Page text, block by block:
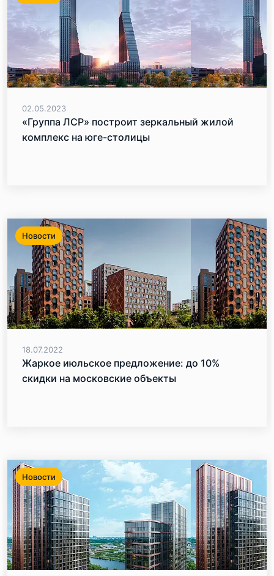
02.05.2023
«Группа ЛСР» построит зеркальный жилой
комплекс на юге-столицы
Новости
18.07.2022
Жаркое июльское предложение: до 10%
скидки на московские объекты
Новости